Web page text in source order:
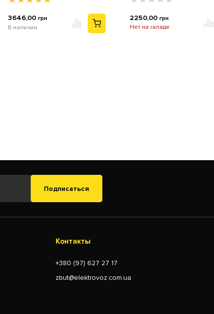
3646,00 грн
В наличии
2250,00 грн
Нет на складе
Подписаться
Контакты
+380 (97) 627 27 17
zbut@elektrovoz.com.ua